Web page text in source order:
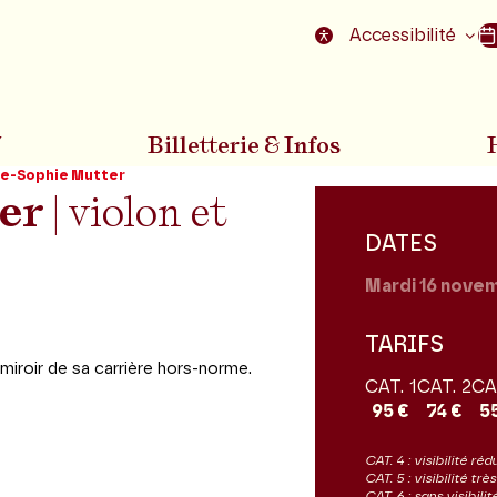
Aller au pied de la page Accessibilité
Billetterie & Infos
Sophie Mutter
| violon et
de sa carrière hors-norme.
DATES
Mardi 16
TARIFS
CAT. 1
95 €
CAT. 2
74 €
CAT. 4 : visibilité
CAT. 5 : visibilité